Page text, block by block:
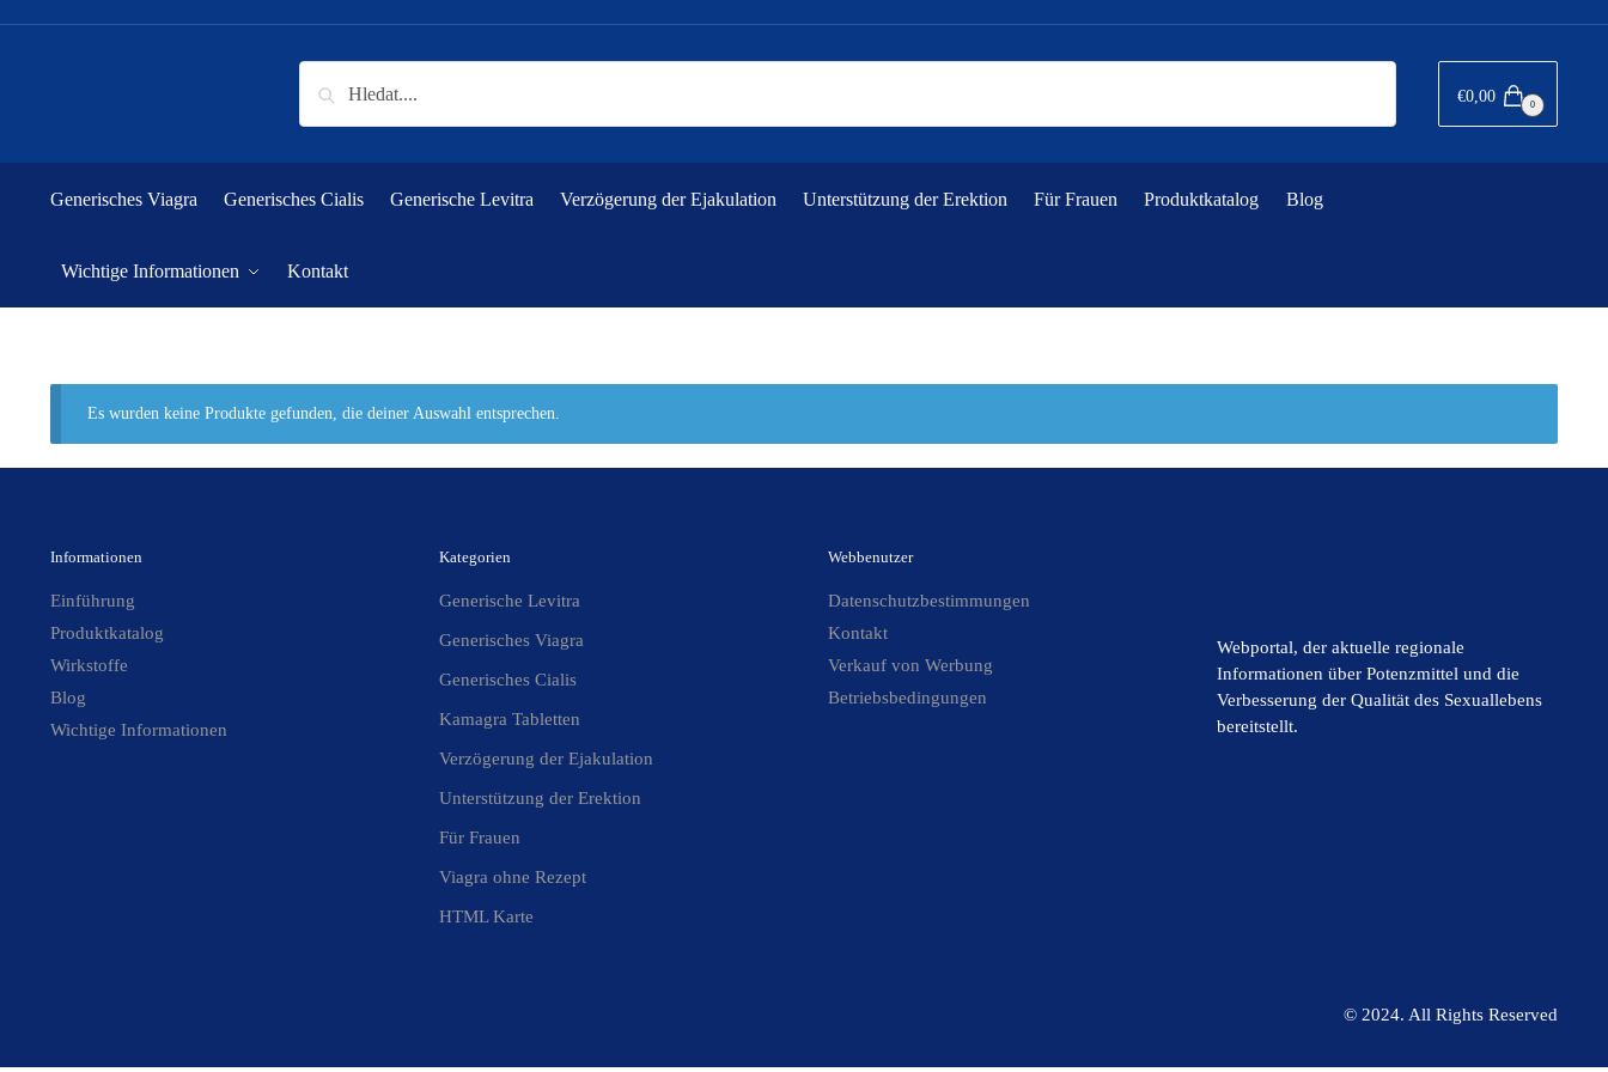
nach:
€0,00 0
Generisches Viagra Generisches Cialis Generische Levitra Verzögerung der Ejakulation Unterstützung der Erektion Für Frauen Produktkatalog Blog
Wichtige Informationen Kontakt
Es wurden keine Produkte gefunden, die deiner Auswahl entsprechen.
Informationen
Einführung
Produktkatalog
Wirkstoffe
Blog
Wichtige Informationen
Kategorien
Generische Levitra
Generisches Viagra
Generisches Cialis
Kamagra Tabletten
Verzögerung der Ejakulation
Unterstützung der Erektion
Für Frauen
Viagra ohne Rezept
HTML Karte
Webbenutzer
Datenschutzbestimmungen
Kontakt
Verkauf von Werbung
Betriebsbedingungen
Webportal, der aktuelle regionale
Informationen über Potenzmittel und die
Verbesserung der Qualität des Sexuallebens
bereitstellt.
© 2024. All Rights Reserved